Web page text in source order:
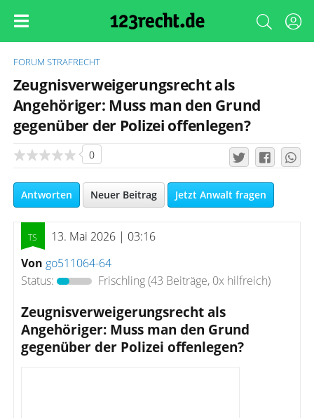
FORUM STRAFRECHT
Zeugnisverweigerungsrecht als
Angehöriger: Muss man den Grund
gegenüber der Polizei offenlegen?
0
Antworten Neuer Beitrag Jetzt Anwalt fragen
13. Mai 2026 | 03:16
Von go511064-64
Status:
Frischling(43 Beiträge, 0x hilfreich)
Zeugnisverweigerungsrecht als
Angehöriger: Muss man den Grund
gegenüber der Polizei offenlegen?